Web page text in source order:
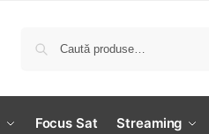
Focus Sat Streaming